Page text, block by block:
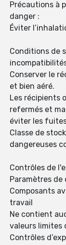
Précautions à
danger :
Éviter
Conditions de
Conserver le
et bien aéré.
Les récipients
refermés et
éviter les
Classe de
dangereuses
Contrôles de
Paramètres de
Composants
travail
Ne contient
valeurs limites
Contrôles